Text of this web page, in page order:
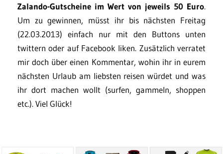
Zalando-Gutscheine im Wert von jeweils 50 Euro.
Um zu gewinnen, müsst ihr bis nächsten Freitag
(22.03.2013) einfach nur mit den Buttons unten
twittern oder auf Facebook liken. Zusätzlich verratet
mir doch über einen Kommentar, wohin ihr in eurem
nächsten Urlaub am liebsten reisen würdet und was
ihr dort machen wollt (surfen, gammeln, shoppen
etc.). Viel Glück!